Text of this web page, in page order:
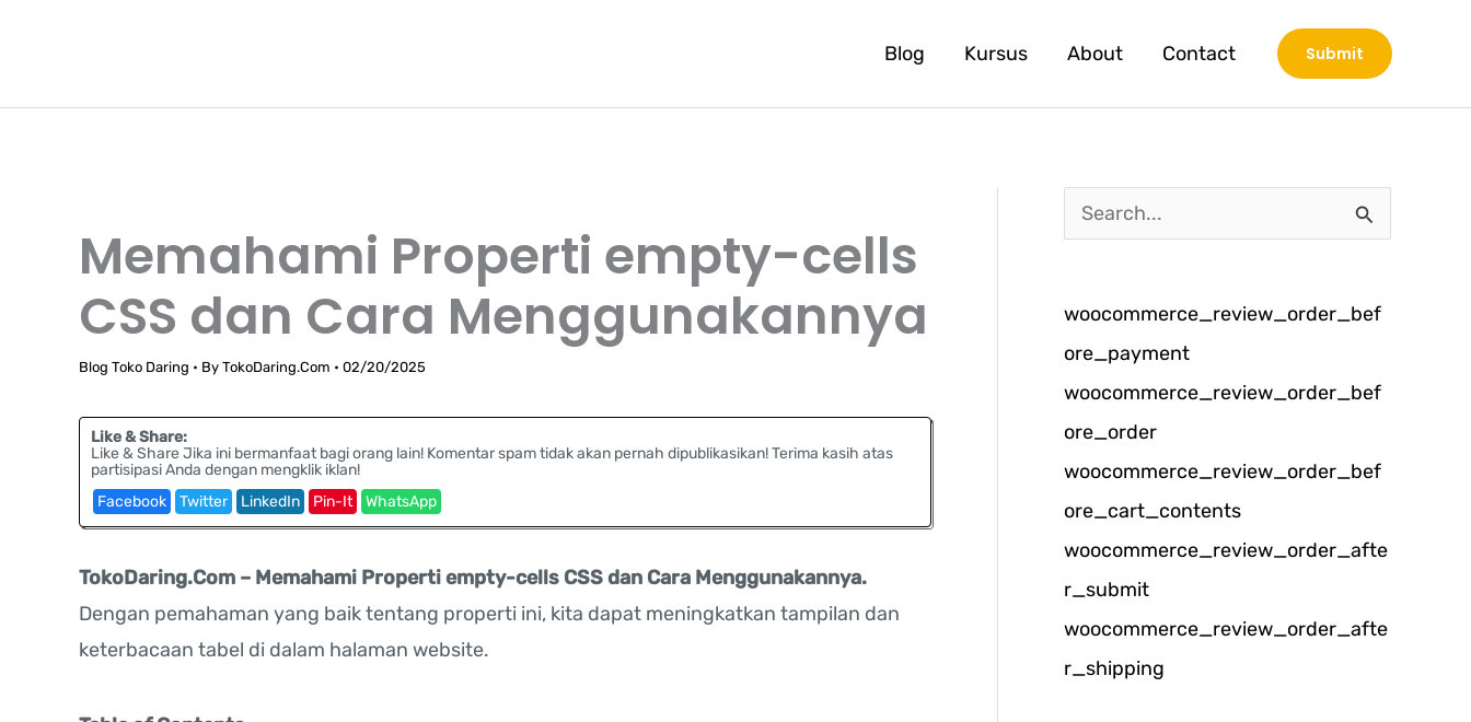
Blog Kursus About Contact Submit
Memahami Properti empty-cells
CSS dan Cara Menggunakannya
Blog Toko Daring • By TokoDaring.Com • 02/20/2025
Like & Share:
Like & Share Jika ini bermanfaat bagi orang lain! Komentar spam tidak akan pernah dipublikasikan! Terima kasih atas
partisipasi Anda dengan mengklik iklan!
Facebook
Twitter LinkedIn Pin-It WhatsApp
TokoDaring.Com – Memahami Properti empty-cells CSS dan Cara Menggunakannya.
Dengan pemahaman yang baik tentang properti ini, kita dapat meningkatkan tampilan dan
keterbacaan tabel di dalam halaman website.
a
i
u
n
t
u
k
:
woocommerce_review_order_bef
ore_payment
woocommerce_review_order_bef
ore_order
woocommerce_review_order_bef
ore_cart_contents
woocommerce_review_order_afte
r_submit
woocommerce_review_order_afte
r_shipping